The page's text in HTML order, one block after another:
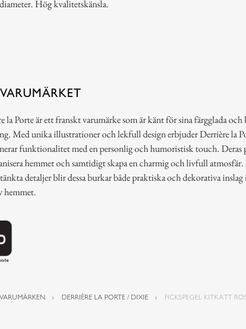
Hög kvalitetskänsla.
la Porte är ett franskt varumärke som är känt för sina färgglada
Med unika illustrationer och lekfull design erbjuder Derrière la
funktionalitet med en personlig och humoristisk touch. Deras
hemmet och samtidigt skapa en charmig och livfull
detaljer blir dessa burkar både praktiska och dekorativa
hemmet.
VARUMÄRKEN DERRIÈRE LA PORTE / DIXIE FICKSPEGEL KITKATT